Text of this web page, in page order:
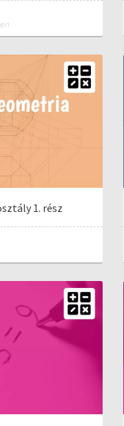
1. rész